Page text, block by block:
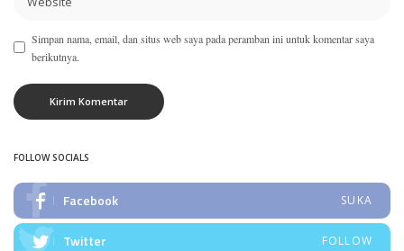
Simpan nama, email, dan situs web saya pada peramban ini untuk komentar saya
berikutnya.
FOLLOW SOCIALS
Facebook SUKA
Twitter FOLLOW